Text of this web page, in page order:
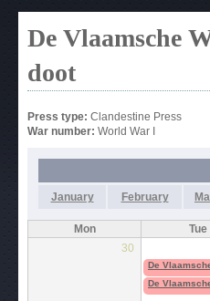
De Vlaamsche
doot
Press type: Clandestine Press
War number: World War I
January February
Mon Tue
30
De
De